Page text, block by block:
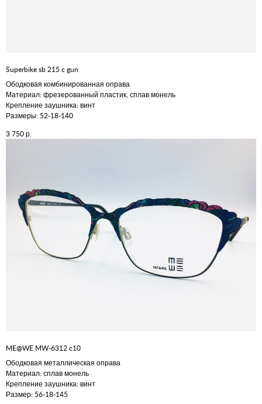
Superbike sb 215 c gun
Ободковая комбинированная оправа
Материал: фрезерованный пластик, сплав монель
Крепление заушника: винт
Размеры: 52-18-140
3 750р.
ME@WE MW-6312 c10
Ободковая металлическая оправа
Материал: сплав монель
Крепление заушника: винт
Размер: 56-18-145